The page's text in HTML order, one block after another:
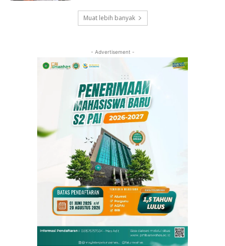
Muat lebih banyak
- Advertisement -